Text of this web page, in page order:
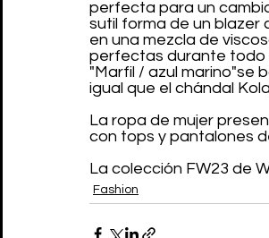
perfecta para un
sutil forma de un blazer
en una mezcla de
perfectas durante todo
"Marfil / azul marino"se
igual que el chándal
La ropa de mujer
con tops y pantalones
La colección FW23 de
Fashion